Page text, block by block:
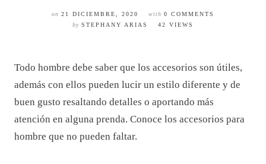
on 21 DICIEMBRE, 2020 with 0 COMMENTS
by STEPHANY ARIAS 42 VIEWS
Todo hombre debe saber que los accesorios son útiles,
además con ellos pueden lucir un estilo diferente y de
buen gusto resaltando detalles o aportando más
atención en alguna prenda. Conoce los accesorios para
hombre que no pueden faltar.